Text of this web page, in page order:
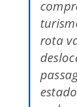
rota